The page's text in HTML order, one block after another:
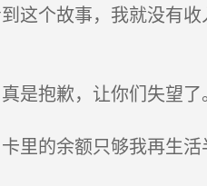
这个故事，我就没有
抱歉，让你们失望了。
里的余额只够我再生